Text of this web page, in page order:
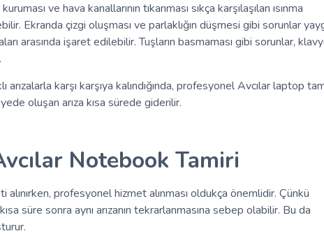
ve hava kanallarının tıkanması sıkça karşılaşılan ısınma
Ekranda çizgi oluşması ve parlaklığın düşmesi gibi sorunlar
arasında işaret edilebilir. Tuşların basmaması gibi sorunlar,
arızalarla karşı karşıya kalındığında, profesyonel Avcılar laptop
oluşan arıza kısa sürede giderilir.
Notebook Tamiri
alınırken, profesyonel hizmet alınması oldukça önemlidir. Çünkü
süre sonra aynı arızanın tekrarlanmasına sebep olabilir. Bu da